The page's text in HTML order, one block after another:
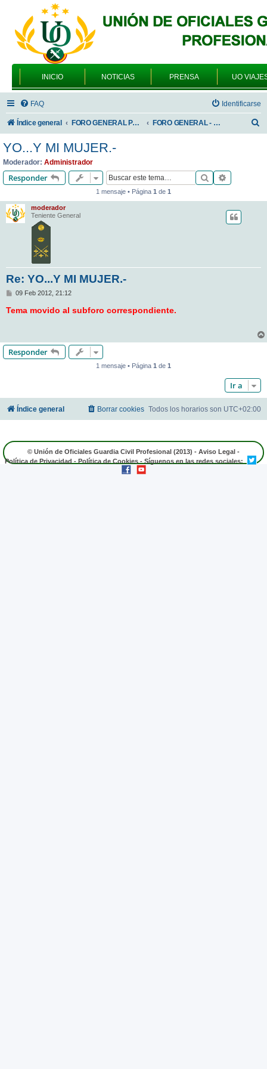
INICIO NOTICIAS PRENSA UO
FAQ Identificarse
Índice general FORO GENERAL PARA TODOS LOS USUARIOS FORO GENERAL - VARIEDADES
r
YO...Y MI MUJER.-
Moderador: Administrador
Responder Buscar
1 mensaje • Página 1 de 1
moderador
Teniente General
Re: YO...Y MI MUJER.-
M
n
s
09 Feb 2012, 21:12
Tema movido al subforo correspondiente.
Responder
1 mensaje • Página 1 de 1
Ir a
Índice general Todos los horarios son UTC+02:00
Borrar cookies
© Unión de Oficiales Guardia Civil Profesional (2013) - Aviso Legal -
Política de Privacidad - Política de Cookies - Síguenos en las redes sociales: